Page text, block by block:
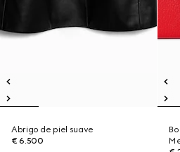
Abrigo de piel suave
€ 6.500